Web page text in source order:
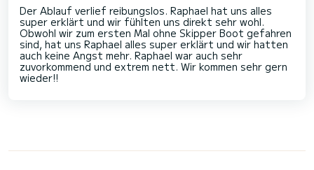
Der Ablauf verlief reibungslos. Raphael hat uns alles
super erklärt und wir fühlten uns direkt sehr wohl.
Obwohl wir zum ersten Mal ohne Skipper Boot gefahren
sind, hat uns Raphael alles super erklärt und wir hatten
auch keine Angst mehr. Raphael war auch sehr
zuvorkommend und extrem nett. Wir kommen sehr gern
wieder!!